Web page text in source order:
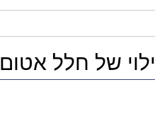
של חלל אטום